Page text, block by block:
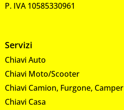
P. IVA 10585330961
Servizi
Chiavi Auto
Chiavi Moto/Scooter
Chiavi Camion, Furgone, Camper
Chiavi Casa